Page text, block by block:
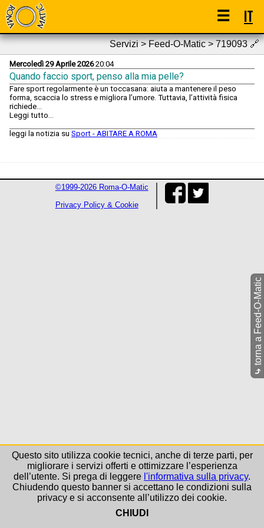
☰ IT
Servizi > Feed-O-Matic > 719093🔗
Mercoledì 29 Aprile 202620:04
Quando faccio sport, penso alla mia pelle?
Fare sport regolarmente è un toccasana: aiuta a mantenere il peso
forma, scaccia lo stress e migliora l’umore. Tuttavia, l’attività fisica
richiede...
Leggi tutto...
leggi la notizia su Sport - ABITARE A ROMA
⤷
torna a Feed-O-Matic
©1999-2026 Roma-O-Matic
Privacy Policy & Cookie
Questo sito utilizza cookie tecnici, anche di terze parti, per
migliorare i servizi offerti e ottimizzare l’esperienza
dell’utente. Si prega di leggere l'informativa sulla privacy.
Chiudendo questo banner si accettano le condizioni sulla
privacy e si acconsente all’utilizzo dei cookie.
CHIUDI